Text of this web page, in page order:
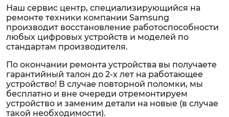
Наш сервис центр, специализирующийся на
ремонте техники компании Samsung
производит восстановление работоспособности
любых цифровых устройств и моделей по
стандартам производителя.
По окончании ремонта устройства вы получаете
гарантийный талон до 2-х лет на работающее
устройство! В случае повторной поломки, мы
бесплатно и вне очереди отремонтируем
устройство и заменим детали на новые (в случае
такой необходимости).